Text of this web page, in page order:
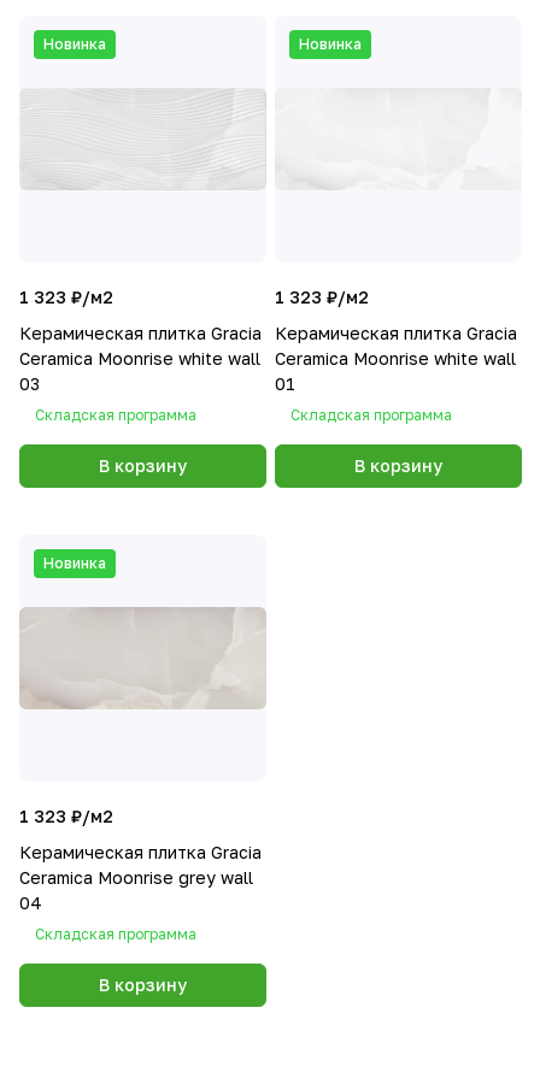
Новинка
1 323 ₽/м2
Керамическая плитка Gracia
Сeramica Moonrise white wall
03
Складская программа
В корзину
Новинка
1 323 ₽/м2
Керамическая плитка Gracia
Сeramica Moonrise white wall
01
Складская программа
В корзину
Новинка
1 323 ₽/м2
Керамическая плитка Gracia
Сeramica Moonrise grey wall
04
Складская программа
В корзину